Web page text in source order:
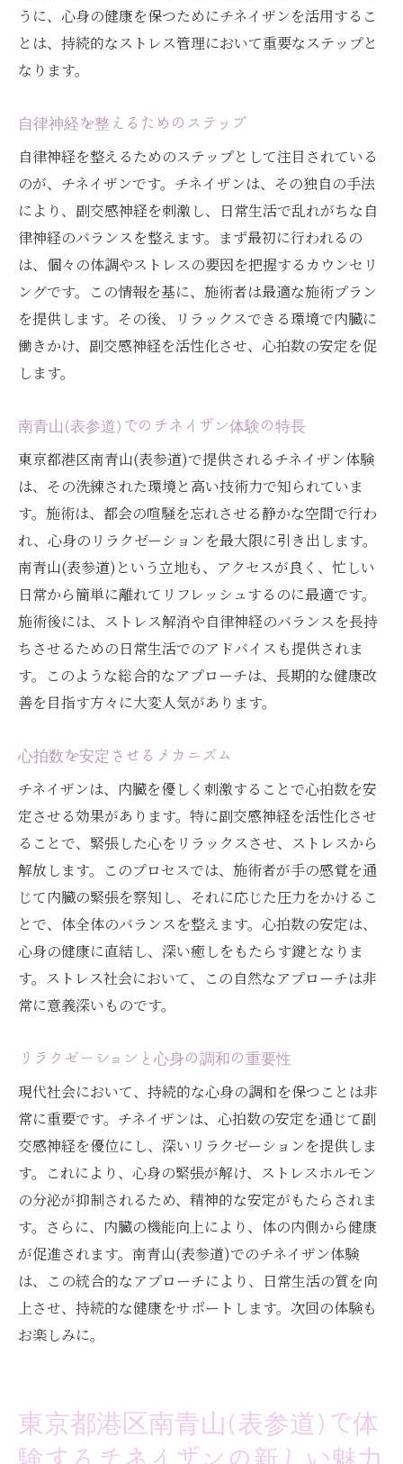
内臓が持つ心理的な影響
心と体のコミュニケーションの重要性
調和をもたらすためのヒント
長期的な健康を目指す
副交感神経を活性化させるチネイザンの深い癒
し
副交感神経の役割と健康
チネイザンによる神経のリセット
リラクゼーションを深める方法
心身のリズムを取り戻す
南青山(表参道)でのチネイザン体験がもたらす
心の安らぎ
都市のオアシス(表参道)の体験
心の安らぎを得るためのチネイザン
施術後の心の変化
日常生活へのポジティブな影響
心身のリフレッシュ方法
リラックスの価値と重要性
自律神経を整えるチネイザンの旅で得られるも
の
チネイザンを通じた心の解放
心身の健康を取り戻す過程
施術がもたらす長期的な効果
新たなライフスタイルへの導入
人生の質を向上させる秘訣
うに、心身の健康を保つためにチネイザンを活用するこ
とは、持続的なストレス管理において重要なステップと
なります。
自律神経を整えるためのステップ
自律神経を整えるためのステップとして注目されている
のが、チネイザンです。チネイザンは、その独自の手法
により、副交感神経を刺激し、日常生活で乱れがちな自
律神経のバランスを整えます。まず最初に行われるの
は、個々の体調やストレスの要因を把握するカウンセリ
ングです。この情報を基に、施術者は最適な施術プラン
を提供します。その後、リラックスできる環境で内臓に
働きかけ、副交感神経を活性化させ、心拍数の安定を促
します。
南青山(表参道)でのチネイザン体験の特長
東京都港区南青山(表参道)で提供されるチネイザン体験
は、その洗練された環境と高い技術力で知られていま
す。施術は、都会の喧騒を忘れさせる静かな空間で行わ
れ、心身のリラクゼーションを最大限に引き出します。
南青山(表参道)という立地も、アクセスが良く、忙しい
日常から簡単に離れてリフレッシュするのに最適です。
施術後には、ストレス解消や自律神経のバランスを長持
ちさせるための日常生活でのアドバイスも提供されま
す。このような総合的なアプローチは、長期的な健康改
善を目指す方々に大変人気があります。
心拍数を安定させるメカニズム
チネイザンは、内臓を優しく刺激することで心拍数を安
定させる効果があります。特に副交感神経を活性化させ
ることで、緊張した心をリラックスさせ、ストレスから
解放します。このプロセスでは、施術者が手の感覚を通
じて内臓の緊張を察知し、それに応じた圧力をかけるこ
とで、体全体のバランスを整えます。心拍数の安定は、
心身の健康に直結し、深い癒しをもたらす鍵となりま
す。ストレス社会において、この自然なアプローチは非
常に意義深いものです。
リラクゼーションと心身の調和の重要性
現代社会において、持続的な心身の調和を保つことは非
常に重要です。チネイザンは、心拍数の安定を通じて副
交感神経を優位にし、深いリラクゼーションを提供しま
す。これにより、心身の緊張が解け、ストレスホルモン
の分泌が抑制されるため、精神的な安定がもたらされま
す。さらに、内臓の機能向上により、体の内側から健康
が促進されます。南青山(表参道)でのチネイザン体験
は、この統合的なアプローチにより、日常生活の質を向
上させ、持続的な健康をサポートします。次回の体験も
お楽しみに。
東京都港区南青山(表参道)で体